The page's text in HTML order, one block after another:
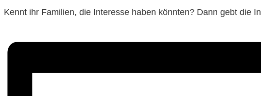
Kennt ihr Familien, die Interesse haben könnten? Dann gebt die